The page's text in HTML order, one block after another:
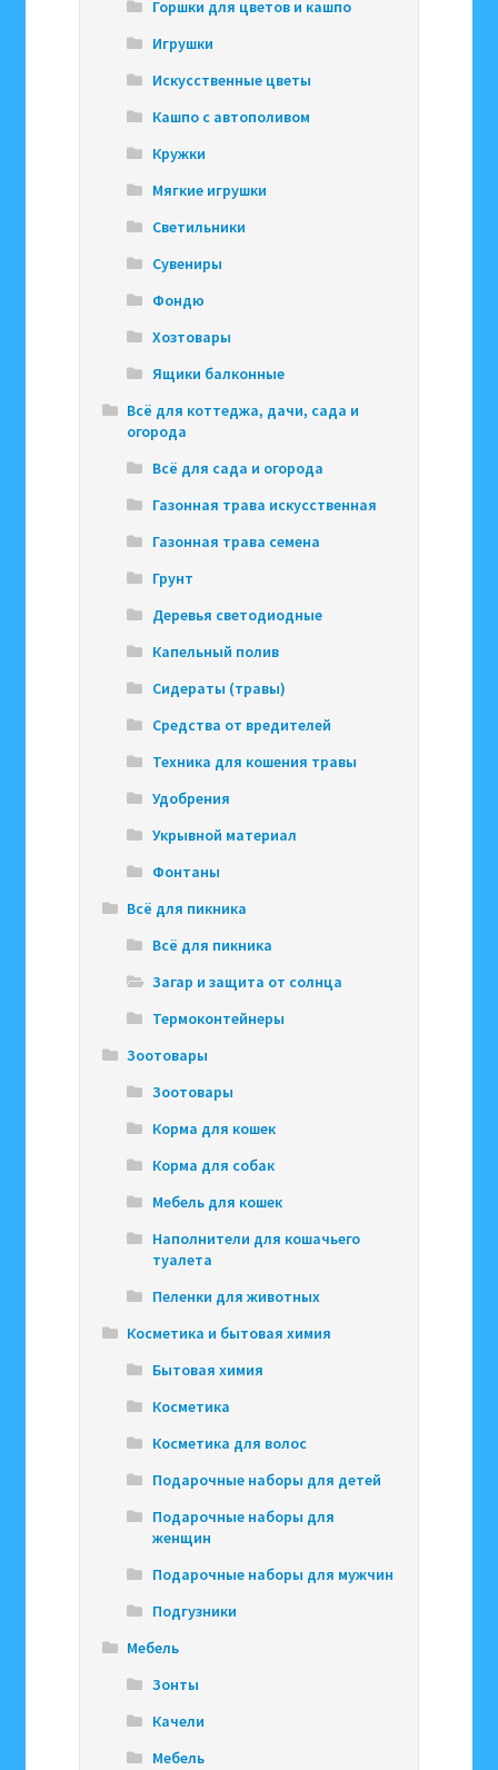
Горшки для цветов и кашпо
Игрушки
Искусственные цветы
Кашпо с автополивом
Кружки
Мягкие игрушки
Светильники
Сувениры
Фондю
Хозтовары
Ящики балконные
Всё для коттеджа, дачи, сада и
огорода
Всё для сада и огорода
Газонная трава искусственная
Газонная трава семена
Грунт
Деревья светодиодные
Капельный полив
Сидераты (травы)
Средства от вредителей
Техника для кошения травы
Удобрения
Укрывной материал
Фонтаны
Всё для пикника
Всё для пикника
Загар и защита от солнца
Термоконтейнеры
Зоотовары
Зоотовары
Корма для кошек
Корма для собак
Мебель для кошек
Наполнители для кошачьего
туалета
Пеленки для животных
Косметика и бытовая химия
Бытовая химия
Косметика
Косметика для волос
Подарочные наборы для детей
Подарочные наборы для
женщин
Подарочные наборы для мужчин
Подгузники
Мебель
Зонты
Качели
Мебель